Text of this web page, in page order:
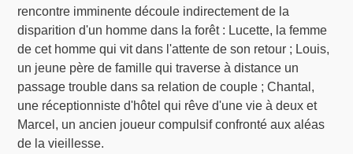
rencontre imminente découle indirectement de la
disparition d'un homme dans la forêt : Lucette, la femme
de cet homme qui vit dans l'attente de son retour ; Louis,
un jeune père de famille qui traverse à distance un
passage trouble dans sa relation de couple ; Chantal,
une réceptionniste d'hôtel qui rêve d'une vie à deux et
Marcel, un ancien joueur compulsif confronté aux aléas
de la vieillesse.